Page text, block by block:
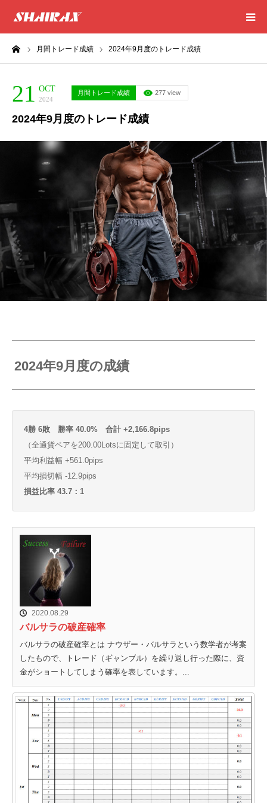
月間トレード成績 2024年9月度のトレード成績
21 OCT
2024
月間トレード成績 277 view
2024年9月度のトレード成績
2024年9月度の成績
4勝 6敗 勝率 40.0% 合計 +2,166.8pips
（全通貨ペアを200.00Lotsに固定して取引）
平均利益幅 +561.0pips
平均損切幅 -12.9pips
損益比率 43.7：1
2020.08.29
バルサラの破産確率
バルサラの破産確率とは ナウザー・バルサラという数学者が考案
したもので、トレード（ギャンブル）を繰り返し行った際に、資
金がショートしてしまう確率を表しています。...
HOME
RESULT
SUCCESS
CONSULTING
CONTACT